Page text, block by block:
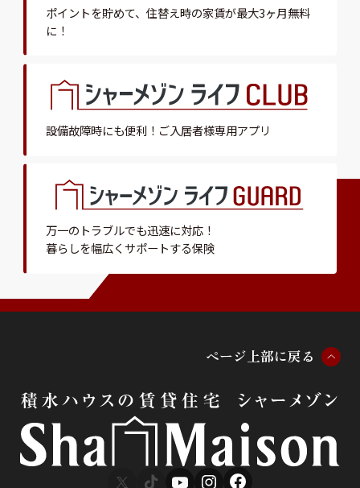
ポイントを貯めて、 住替え時の家賃が最大3ヶ月無料
に！
設備故障時にも便利！ ご入居者様専用アプリ
万一のトラブルでも迅速に対応！
暮らしを幅広くサポートする保険
ページ 上部に戻る